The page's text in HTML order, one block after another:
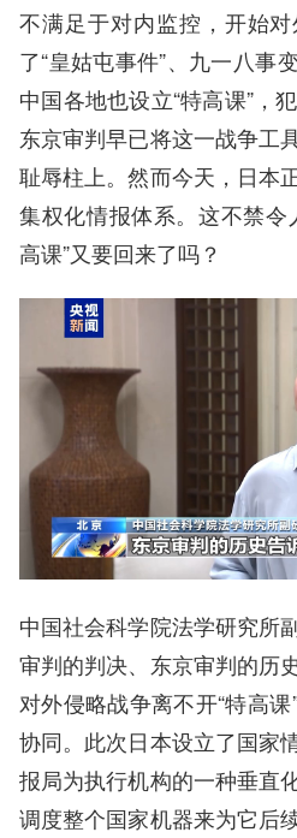
不满足于对内监控，开始
了“皇姑屯事件”、九一八事
中国各地也设立“特高课”，
东京审判早已将这一战争工
耻辱柱上。然而今天，日本
集权化情报体系。这不禁令
高课”又要回来了吗？
中国社会科学院法学研究所
审判的判决、东京审判的历
对外侵略战争离不开“特高
协同。此次日本设立了国家
报局为执行机构的一种垂直
调度整个国家机器来为它后